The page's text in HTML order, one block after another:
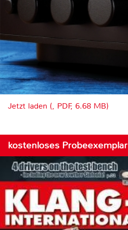
Jetzt laden (, PDF, 6.68 MB)
kostenloses Probeexemplar